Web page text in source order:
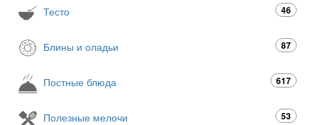
Тесто 46
Блины и оладьи 87
Постные блюда 617
Полезные мелочи 53